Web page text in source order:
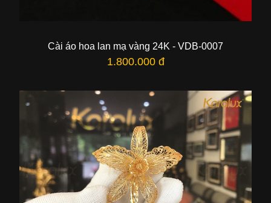
Cài áo hoa lan mạ vàng 24K - VDB-0007
1.800.000 đ